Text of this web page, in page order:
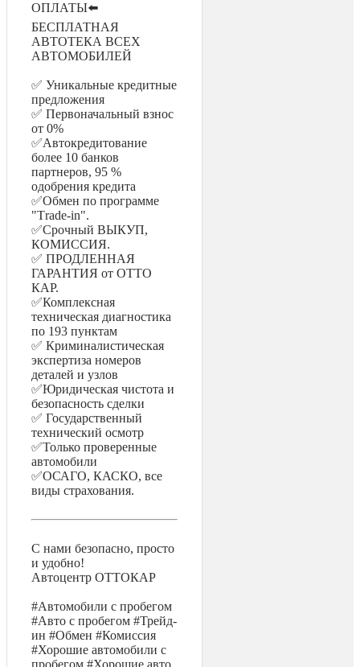
ОПЛАТЫ⬅️
БЕСПЛАТНАЯ
АВТОТЕКА ВСЕХ
АВТОМОБИЛЕЙ
✅ Уникальные кредитные
предложения
✅ Первоначальный взнос
от 0%
✅Автокредитование
более 10 банков
партнеров, 95 %
одобрения кредита
✅Обмен по программе
"Тrаdе-in".
✅Срочный ВЫКУП,
КОМИССИЯ.
✅ ПРОДЛЕННАЯ
ГАРАНТИЯ от ОТТО
КАР.
✅Комплексная
техническая диагностика
по 193 пунктам
✅ Криминалистическая
экспертиза номеров
деталей и узлов
✅Юридическая чистота и
безопасность сделки
✅ Государственный
технический осмотр
✅Только проверенные
автомобили
✅ОСАГО, КАСКО, все
виды страхования.
С нами безопасно, просто
и удобно!
Автоцентр ОТТОКАР
#Автомобили с пробегом
#Авто с пробегом #Трейд-
ин #Обмен #Комиссия
#Хорошие автомобили с